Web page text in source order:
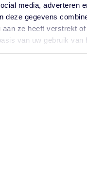
media, adverteren
deze gegevens
aan ze heeft verstrekt
van uw gebruik van
Heb je krullend, droog of vet
met Hardy’s Keuze het
advies. Bel, mail,